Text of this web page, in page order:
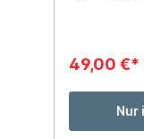
49,00 €*
Nur